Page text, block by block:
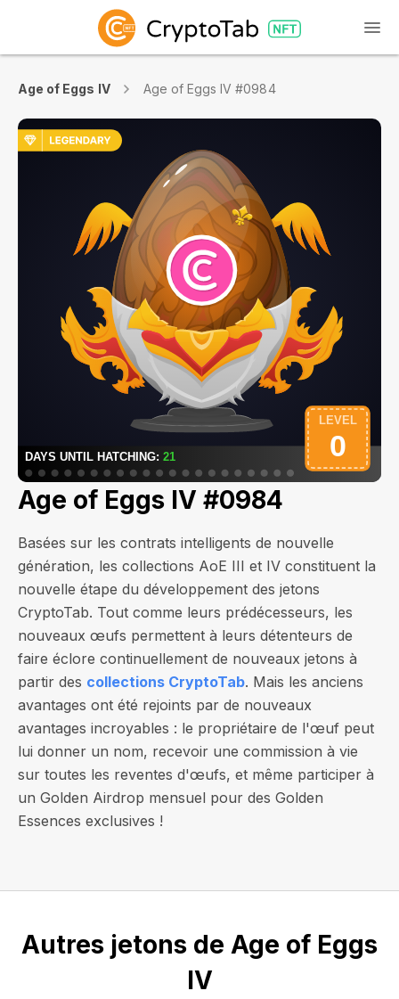
Age of Eggs IV Age of Eggs IV #0984
Age of Eggs IV #0984
Basées sur les contrats intelligents de nouvelle
génération, les collections AoE III et IV constituent la
nouvelle étape du développement des jetons
CryptoTab. Tout comme leurs prédécesseurs, les
nouveaux œufs permettent à leurs détenteurs de
faire éclore continuellement de nouveaux jetons à
partir des collections CryptoTab. Mais les anciens
avantages ont été rejoints par de nouveaux
avantages incroyables : le propriétaire de l'œuf peut
lui donner un nom, recevoir une commission à vie
sur toutes les reventes d'œufs, et même participer à
un Golden Airdrop mensuel pour des Golden
Essences exclusives !
Autres jetons de Age of Eggs
IV